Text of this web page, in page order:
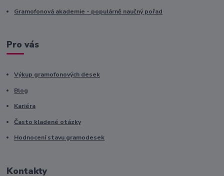
Gramofonová akademie - populárně naučný pořad
Pro vás
Výkup gramofonových desek
Blog
Kariéra
Často kladené otázky
Hodnocení stavu gramodesek
Kontakty